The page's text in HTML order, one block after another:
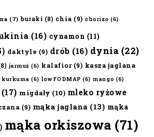
(7) buraki (8) chia (9) chorizo (6)
(16) cynamon (11)
daktyle (9) drób (16) dynia (22)
jarmuż (6) kalafior(9) kasza jaglana
kurkuma (6) lowFODMAP (6) mango (6)
(17) migdały (10) mleko ryżowe
(9) mąka jaglana (13) mąka
mąka orkiszowa (71)